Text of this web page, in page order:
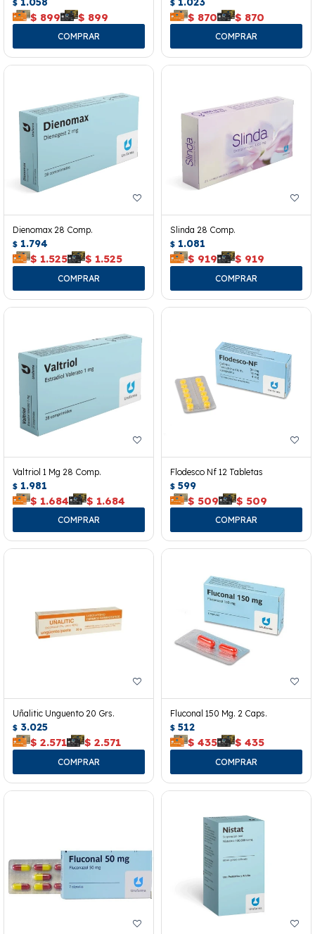
$
$ 899 $ 899
$
$ 870 $ 870
Dienomax 28 Comp.
$ 1.794
$ 1.525 $ 1.525
Slinda 28 Comp.
$ 1.081
$ 919 $ 919
Valtriol 1 Mg 28 Comp.
$ 1.981
$ 1.684 $ 1.684
Flodesco Nf 12 Tabletas
$ 599
$ 509 $ 509
Uñalitic Unguento 20 Grs.
$ 3.025
$ 2.571 $ 2.571
Fluconal 150 Mg. 2 Caps.
$ 512
$ 435 $ 435